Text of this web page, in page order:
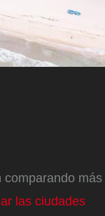
comparando más
las ciudades